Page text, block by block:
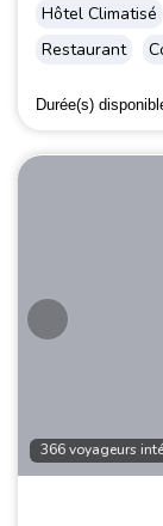
Hôtel Climatisé
Restaurant
Durée(s)
366 voyageurs